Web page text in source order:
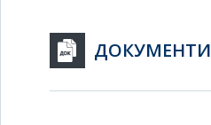
ДОКУМЕНТИ